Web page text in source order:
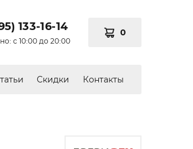
133-16-14
с 10:00 до 20:00
0
Скидки Контакты